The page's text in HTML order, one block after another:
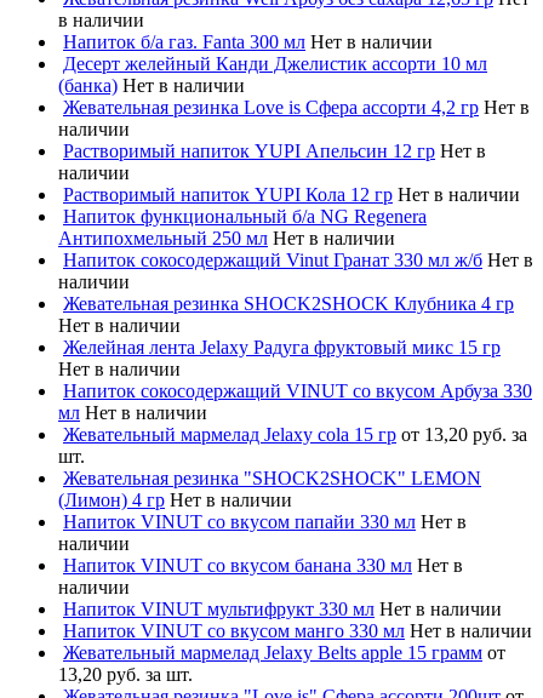
в наличии
Напиток б/а газ. Fanta 300 мл Нет в наличии
Десерт желейный Канди Джелистик ассорти 10 мл
(банка) Нет в наличии
Жевательная резинка Love is Сфера ассорти 4,2 гр Нет в
наличии
Растворимый напиток YUPI Апельсин 12 гр Нет в
наличии
Растворимый напиток YUPI Кола 12 гр Нет в наличии
Напиток функциональный б/а NG Regenera
Антипохмельный 250 мл Нет в наличии
Напиток сокосодержащий Vinut Гранат 330 мл ж/б Нет в
наличии
Жевательная резинка SHOCK2SHOCK Клубника 4 гр
Нет в наличии
Желейная лента Jelaxy Радуга фруктовый микс 15 гр
Нет в наличии
Напиток сокосодержащий VINUT со вкусом Арбуза 330
мл Нет в наличии
Жевательный мармелад Jelaxy cola 15 гр от 13,20 руб. за
шт.
Жевательная резинка "SHOCK2SHOCK" LEMON
(Лимон) 4 гр Нет в наличии
Напиток VINUT со вкусом папайи 330 мл Нет в
наличии
Напиток VINUT со вкусом банана 330 мл Нет в
наличии
Напиток VINUT мультифрукт 330 мл Нет в наличии
Напиток VINUT со вкусом манго 330 мл Нет в наличии
Жевательный мармелад Jelaxy Belts apple 15 грамм от
13,20 руб. за шт.